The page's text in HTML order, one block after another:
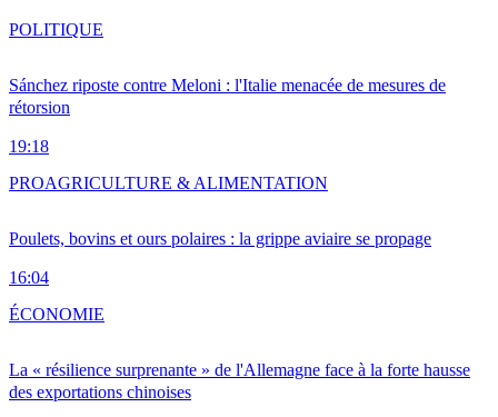
Sánchez riposte contre Meloni : l'Italie menacée de mesures de
rétorsion
19:18
POLITIQUE
Poulets, bovins et ours polaires : la grippe aviaire se propage
16:04
PROAGRICULTURE & ALIMENTATION
La « résilience surprenante » de l'Allemagne face à la forte hausse
des exportations chinoises
ÉCONOMIE